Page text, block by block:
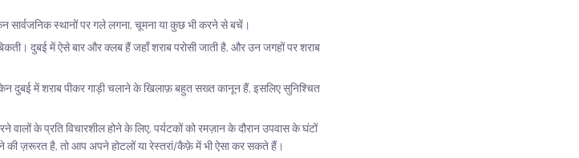
सार्वजनिक स्थानों पर गले लगना, चूमना या कुछ भी करने से बचें।
दुबई में ऐसे बार और क्लब हैं जहाँ शराब परोसी जाती है, और उन जगहों पर शराब
दुबई में शराब पीकर गाड़ी चलाने के खिलाफ़ बहुत सख्त कानून हैं, इसलिए सुनिश्चित
वालों के प्रति विचारशील होने के लिए, पर्यटकों को रमज़ान के दौरान उपवास के घंटों
की ज़रूरत है, तो आप अपने होटलों या रेस्तरां/कैफ़े में भी ऐसा कर सकते हैं।